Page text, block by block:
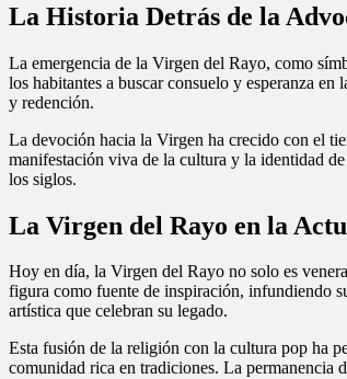
La Historia Detrás de la
La emergencia de la Virgen del Rayo, como
los habitantes a buscar consuelo y esperanza
y redención.
La devoción hacia la Virgen ha crecido con el
manifestación viva de la cultura y la identidad
los siglos.
La Virgen del Rayo en la
Hoy en día, la Virgen del Rayo no solo es
figura como fuente de inspiración, infundiendo
artística que celebran su legado.
Esta fusión de la religión con la cultura pop ha
comunidad rica en tradiciones. La permanencia